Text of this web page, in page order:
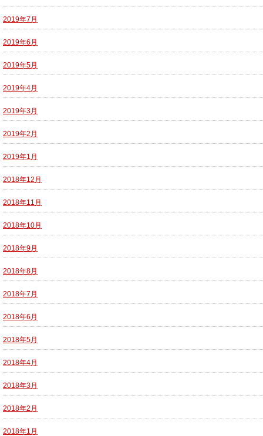
2019年7月
2019年6月
2019年5月
2019年4月
2019年3月
2019年2月
2019年1月
2018年12月
2018年11月
2018年10月
2018年9月
2018年8月
2018年7月
2018年6月
2018年5月
2018年4月
2018年3月
2018年2月
2018年1月